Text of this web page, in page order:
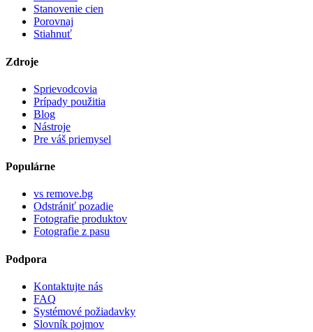
Stanovenie cien
Porovnaj
Stiahnuť
Zdroje
Sprievodcovia
Prípady použitia
Blog
Nástroje
Pre váš priemysel
Populárne
vs remove.bg
Odstrániť pozadie
Fotografie produktov
Fotografie z pasu
Podpora
Kontaktujte nás
FAQ
Systémové požiadavky
Slovník pojmov